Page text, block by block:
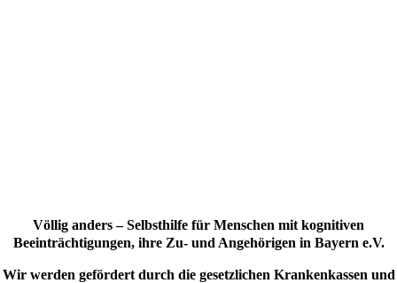
Völlig anders – Selbsthilfe für Menschen mit kognitiven
Beeinträchtigungen, ihre Zu- und Angehörigen in Bayern e.V.
Wir werden gefördert durch die gesetzlichen Krankenkassen und